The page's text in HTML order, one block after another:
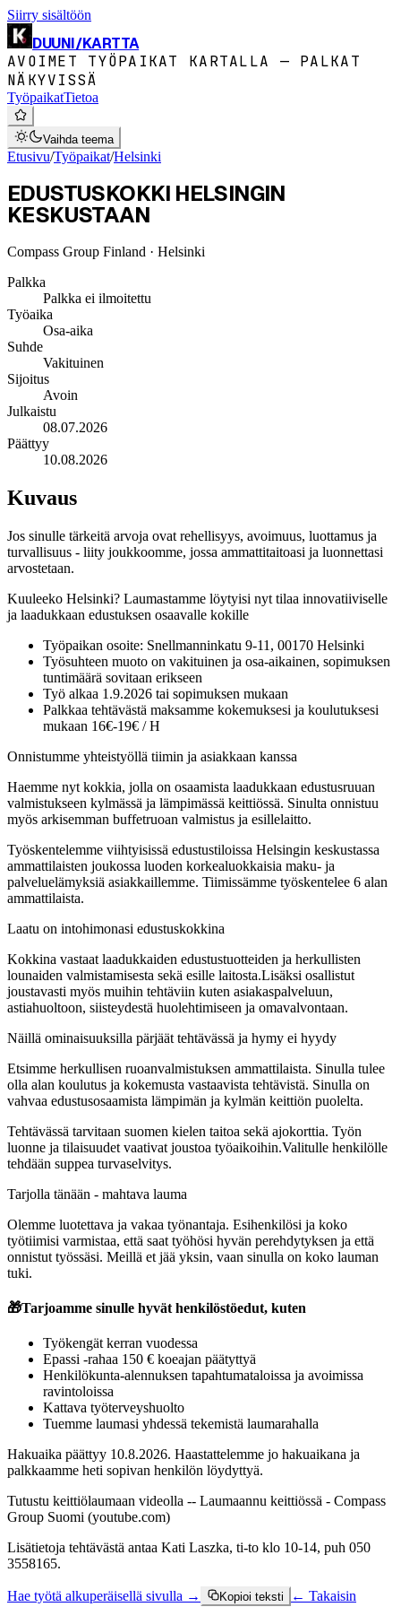
Siirry sisältöön
DUUNI/KARTTA
AVOIMET TYÖPAIKAT KARTALLA — PALKAT
NÄKYVISSÄ
TyöpaikatTietoa
Vaihda teema
Etusivu/Työpaikat/Helsinki
EDUSTUSKOKKI HELSINGIN
KESKUSTAAN
Compass Group Finland · Helsinki
Palkka
Palkka ei ilmoitettu
Työaika
Osa-aika
Suhde
Vakituinen
Sijoitus
Avoin
Julkaistu
08.07.2026
Päättyy
10.08.2026
Kuvaus
Jos sinulle tärkeitä arvoja ovat rehellisyys, avoimuus, luottamus ja
turvallisuus - liity joukkoomme, jossa ammattitaitoasi ja luonnettasi
arvostetaan.
Kuuleeko Helsinki? Laumastamme löytyisi nyt tilaa innovatiiviselle
ja laadukkaan edustuksen osaavalle kokille
Työpaikan osoite: Snellmanninkatu 9-11, 00170 Helsinki
Työsuhteen muoto on vakituinen ja osa-aikainen, sopimuksen
tuntimäärä sovitaan erikseen
Työ alkaa 1.9.2026 tai sopimuksen mukaan
Palkkaa tehtävästä maksamme kokemuksesi ja koulutuksesi
mukaan 16€-19€ / H
Onnistumme yhteistyöllä tiimin ja asiakkaan kanssa
Haemme nyt kokkia, jolla on osaamista laadukkaan edustusruuan
valmistukseen kylmässä ja lämpimässä keittiössä. Sinulta onnistuu
myös arkisemman buffetruoan valmistus ja esillelaitto.
Työskentelemme viihtyisissä edustustiloissa Helsingin keskustassa
ammattilaisten joukossa luoden korkealuokkaisia maku- ja
palveluelämyksiä asiakkaillemme. Tiimissämme työskentelee 6 alan
ammattilaista.
Laatu on intohimonasi edustuskokkina
Kokkina vastaat laadukkaiden edustustuotteiden ja herkullisten
lounaiden valmistamisesta sekä esille laitosta.Lisäksi osallistut
joustavasti myös muihin tehtäviin kuten asiakaspalveluun,
astiahuoltoon, siisteydestä huolehtimiseen ja omavalvontaan.
Näillä ominaisuuksilla pärjäät tehtävässä ja hymy ei hyydy
Etsimme herkullisen ruoanvalmistuksen ammattilaista. Sinulla tulee
olla alan koulutus ja kokemusta vastaavista tehtävistä. Sinulla on
vahvaa edustusosaamista lämpimän ja kylmän keittiön puolelta.
Tehtävässä tarvitaan suomen kielen taitoa sekä ajokorttia. Työn
luonne ja tilaisuudet vaativat joustoa työaikoihin.Valitulle henkilölle
tehdään suppea turvaselvitys.
Tarjolla tänään - mahtava lauma
Olemme luotettava ja vakaa työnantaja. Esihenkilösi ja koko
työtiimisi varmistaa, että saat työhösi hyvän perehdytyksen ja että
onnistut työssäsi. Meillä et jää yksin, vaan sinulla on koko lauman
tuki.
🎁Tarjoamme sinulle hyvät henkilöstöedut, kuten
Työkengät kerran vuodessa
Epassi -rahaa 150 € koeajan päätyttyä
Henkilökunta-alennuksen tapahtumataloissa ja avoimissa
ravintoloissa
Kattava työterveyshuolto
Tuemme laumasi yhdessä tekemistä laumarahalla
Hakuaika päättyy 10.8.2026. Haastattelemme jo hakuaikana ja
palkkaamme heti sopivan henkilön löydyttyä.
Tutustu keittiölaumaan videolla -- Laumaannu keittiössä - Compass
Group Suomi (youtube.com)
Lisätietoja tehtävästä antaa Kati Laszka, ti-to klo 10-14, puh 050
3558165.
Hae työtä alkuperäisellä sivulla → Kopioi teksti
← Takaisin